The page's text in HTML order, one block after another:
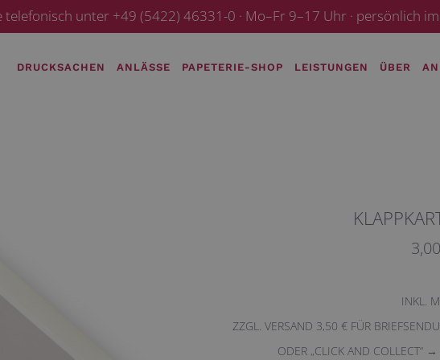
telefonisch unter +49 (5422) 46331-0 · Mo–Fr 9–17 Uhr · persönlich
DRUCKSACHEN ANLÄSSE PAPETERIE-SHOP LEISTUNGEN ÜBER
INKL.
ZZGL. VERSAND 3,50 € FÜR
ODER „CLICK AND COLLECT“